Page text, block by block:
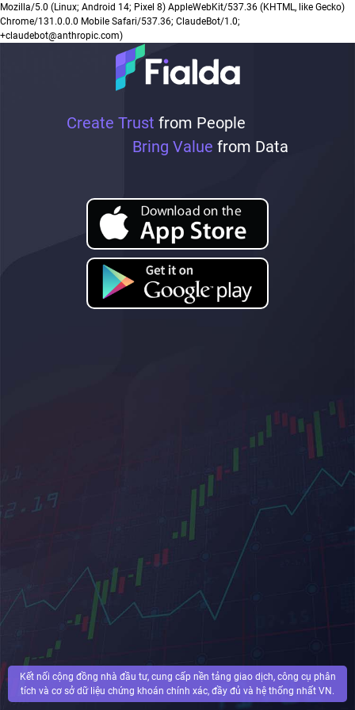
Create Trust from People
Bring Value from Data
Kết nối cộng đồng nhà đầu tư, cung cấp nền tảng giao dịch, công cụ phân
tích và cơ sở dữ liệu chứng khoán chính xác, đầy đủ và hệ thống nhất VN.
Mozilla/5.0 (Linux; Android 14; Pixel 8) AppleWebKit/537.36 (KHTML, like Gecko)
Chrome/131.0.0.0 Mobile Safari/537.36; ClaudeBot/1.0;
+claudebot@anthropic.com)